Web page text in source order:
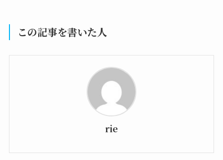
この記事を書いた人
rie